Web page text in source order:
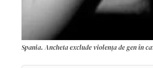
Spania. Ancheta exclude violența de gen în